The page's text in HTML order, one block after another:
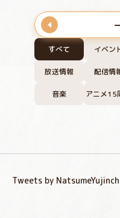
すべて イベン
放送情報 配信情
音楽 アニメ15
Tweets by